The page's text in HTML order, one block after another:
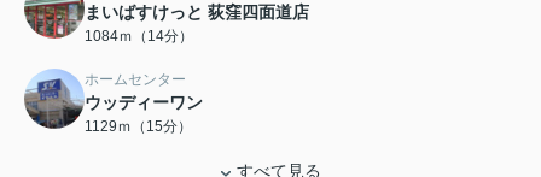
まいばすけっと 荻窪四面道店
1084ｍ（14分）
ホームセンター
ウッディーワン
1129ｍ（15分）
すべて見る